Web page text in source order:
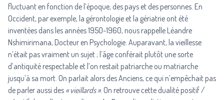
fluctuant en fonction de l’époque, des pays et des personnes. En
Occident, par exemple, la gérontologie et la gériatrie ont été
inventées dans les années 1950-1960, nous rappelle Léandre
Nshimirimana, Docteur en Psychologie. Auparavant, la vieillesse
n’était pas vraiment un sujet ; l’âge conférait plutôt une sorte
d’antiquité respectable et l’on restait patriarche ou matriarche
jusqu’à sa mort. On parlait alors des Anciens, ce qui n’empêchait pas
de parler aussi des « vieillards ». On retrouve cette dualité positif /